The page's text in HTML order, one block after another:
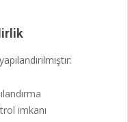
imkanı